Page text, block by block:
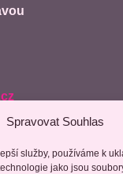
Spravovat Souhlas
služby, používáme k
jako jsou